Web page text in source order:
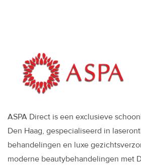
ASPA Direct is een exclusieve
Den Haag, gespecialiseerd in
behandelingen en luxe
moderne beautybehandelingen met